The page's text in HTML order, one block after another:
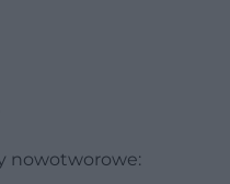
nowotworowe: